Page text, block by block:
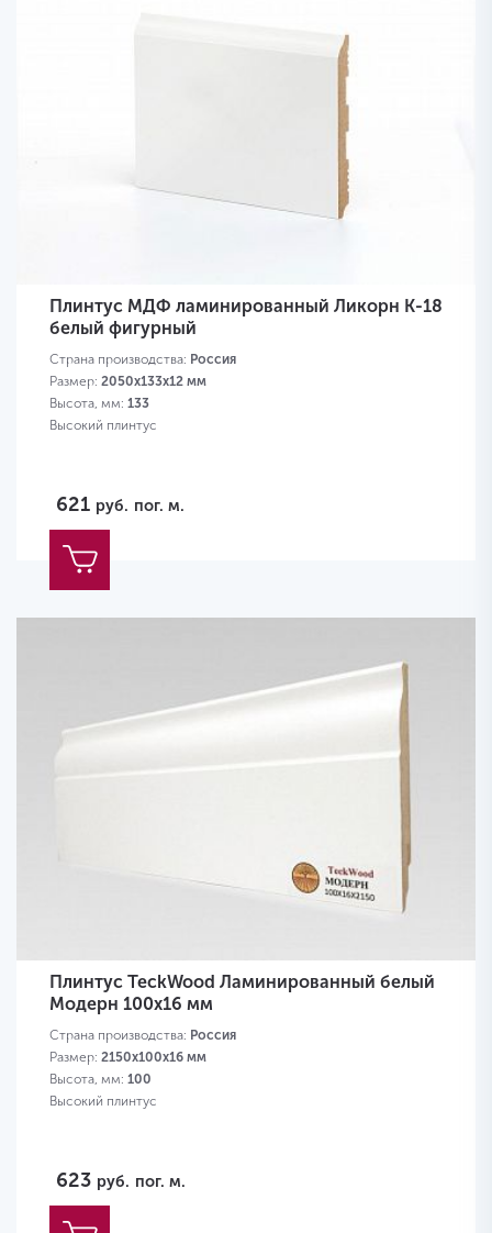
Плинтус МДФ ламинированный Ликорн K-18
белый фигурный
Страна производства: Россия
Размер: 2050х133х12 мм
Высота, мм: 133
Высокий плинтус
621 руб. пог. м.
Плинтус TeckWood Ламинированный белый
Модерн 100х16 мм
Страна производства: Россия
Размер: 2150х100х16 мм
Высота, мм: 100
Высокий плинтус
623 руб. пог. м.